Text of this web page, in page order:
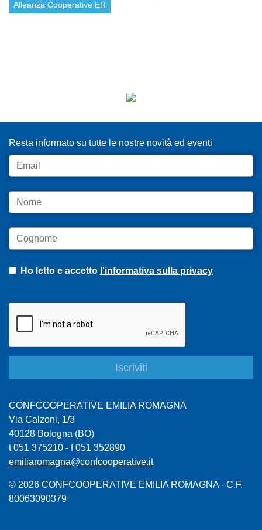
Alleanza Cooperative ER
Resta informato su tutte le nostre novità ed eventi
Email
Nome
Cognome
Ho letto e accetto l'informativa sulla privacy
CONFCOOPERATIVE EMILIA ROMAGNA
Via Calzoni, 1/3
40128 Bologna (BO)
t 051 375210 - f 051 352890
emiliaromagna@confcooperative.it
© 2026 CONFCOOPERATIVE EMILIA ROMAGNA - C.F.
80063090379